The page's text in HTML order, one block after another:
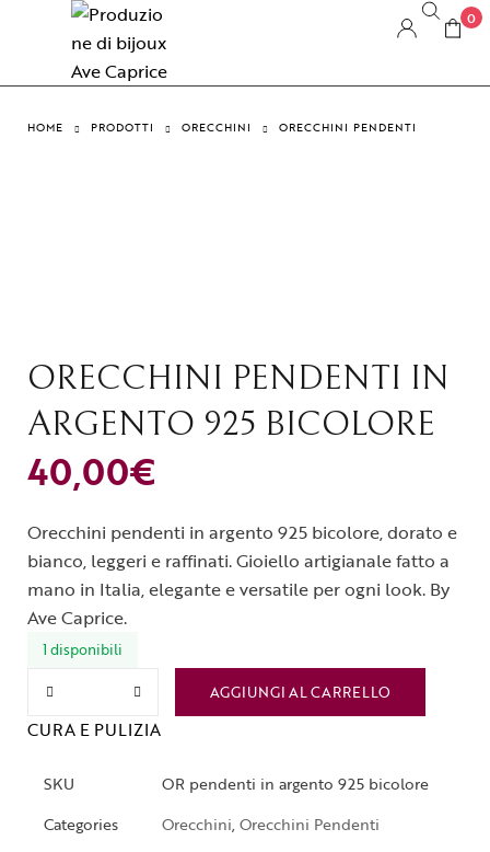
0
HOME PRODOTTI ORECCHINI ORECCHINI PENDENTI
ORECCHINI PENDENTI IN
ARGENTO 925 BICOLORE
40,00€
Orecchini pendenti in argento 925 bicolore, dorato e
bianco, leggeri e raffinati. Gioiello artigianale fatto a
mano in Italia, elegante e versatile per ogni look. By
Ave Caprice.
1 disponibili
AGGIUNGI AL CARRELLO
CURA E PULIZIA
SKU
OR pendenti in argento 925 bicolore
Categories
Orecchini, Orecchini Pendenti